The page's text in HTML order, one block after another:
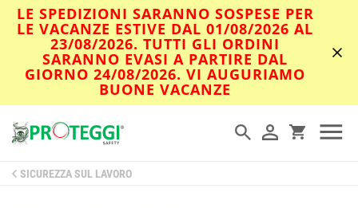
LE SPEDIZIONI SARANNO SOSPESE PER
LE VACANZE ESTIVE DAL 01/08/2026 AL
23/08/2026. TUTTI GLI ORDINI
SARANNO EVASI A PARTIRE DAL
GIORNO 24/08/2026. VI AUGURIAMO
BUONE VACANZE
SICUREZZA SUL LAVORO